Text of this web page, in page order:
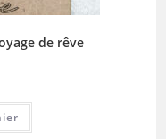
de rêve